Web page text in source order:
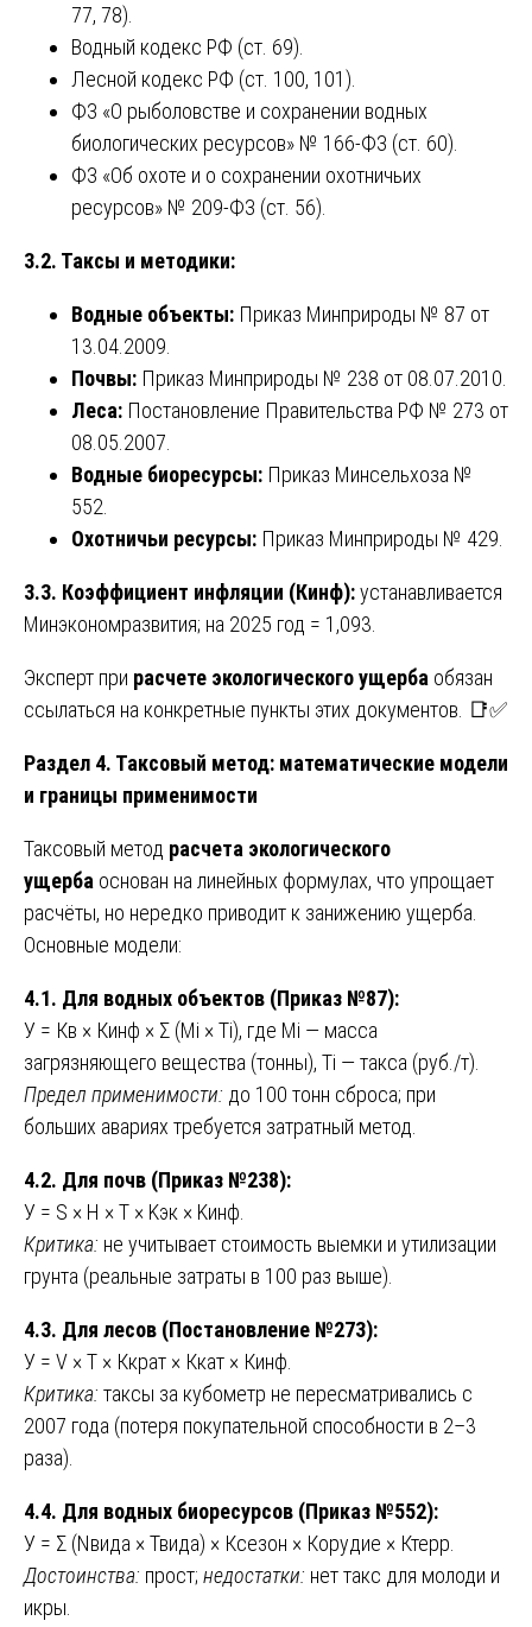
77, 78).
Водный кодекс РФ (ст. 69).
Лесной кодекс РФ (ст. 100, 101).
ФЗ «О рыболовстве и сохранении водных
биологических ресурсов» № 166-ФЗ (ст. 60).
ФЗ «Об охоте и о сохранении охотничьих
ресурсов» № 209-ФЗ (ст. 56).
3.2. Таксы и методики:
Водные объекты: Приказ Минприроды № 87 от
13.04.2009.
Почвы: Приказ Минприроды № 238 от 08.07.2010.
Леса: Постановление Правительства РФ № 273 от
08.05.2007.
Водные биоресурсы: Приказ Минсельхоза №
552.
Охотничьи ресурсы: Приказ Минприроды № 429.
3.3. Коэффициент инфляции (Кинф):устанавливается
Минэкономразвития; на 2025 год = 1,093.
Эксперт при расчете экологического ущерба обязан
ссылаться на конкретные пункты этих документов. 📑✅
Раздел 4. Таксовый метод: математические модели
и границы применимости
Таксовый метод расчета экологического
ущерба основан на линейных формулах, что упрощает
расчёты, но нередко приводит к занижению ущерба.
Основные модели:
4.1. Для водных объектов (Приказ №87):
У = Кв × Кинф × Σ (Мi × Тi), где Мi — масса
загрязняющего вещества (тонны), Тi — такса (руб./т).
Предел применимости: до 100 тонн сброса; при
больших авариях требуется затратный метод.
4.2. Для почв (Приказ №238):
У = S × H × T × Kэк × Kинф.
Критика: не учитывает стоимость выемки и утилизации
грунта (реальные затраты в 100 раз выше).
4.3. Для лесов (Постановление №273):
У = V × Т × Ккрат × Ккат × Кинф.
Критика: таксы за кубометр не пересматривались с
2007 года (потеря покупательной способности в 2–3
раза).
4.4. Для водных биоресурсов (Приказ №552):
У = Σ (Nвида × Твида) × Ксезон × Корудие × Ктерр.
Достоинства: прост; недостатки: нет такс для молоди и
икры.